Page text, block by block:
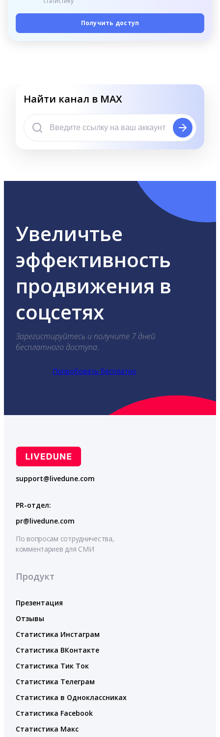
Получить доступ
Найти канал в MAX
Увеличтье
эффективность
продвижения в
соцсетях
Зарегистируйтесь и получите 7 дней
бесплатного доступа.
Попробовать бесплатно
support@livedune.com
PR-отдел:
pr@livedune.com
По вопросам сотрудничества,
комментариев для СМИ
Продукт
Презентация
Отзывы
Статистика Инстаграм
Статистика ВКонтакте
Статистика Тик Ток
Статистика Телеграм
Статистика в Одноклассниках
Статистика Facebook
Статистика Макс